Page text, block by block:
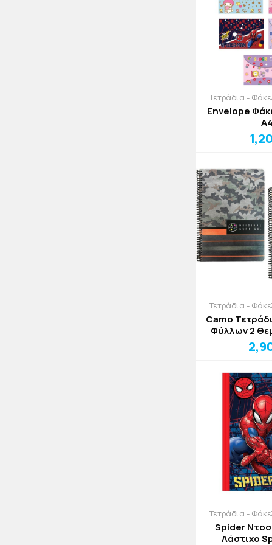
Τετράδια -
Envelope
Α4
Τετράδια -
Camo
Φύλλων 2
Τετράδια -
Spider
Λάστιχο